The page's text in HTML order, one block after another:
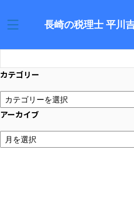
長崎の税理士 平川
カテゴリー
アーカイブ